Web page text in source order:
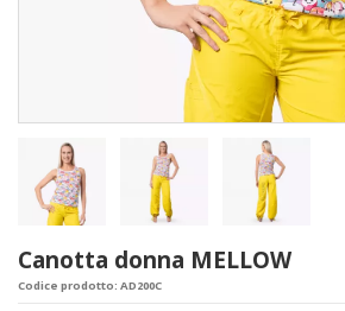
Canotta donna MELLOW
Codice prodotto: AD200C